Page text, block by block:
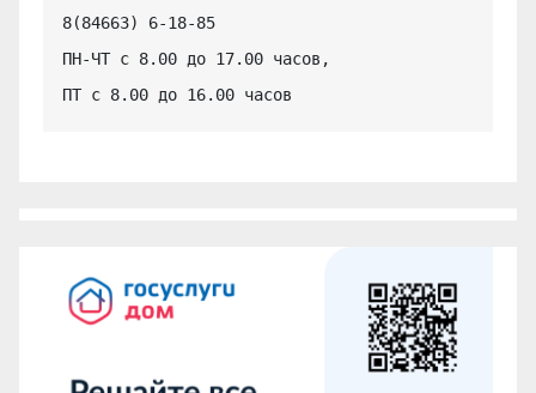
8(84663) 6-18-85
ПН-ЧТ с 8.00 до 17.00 часов,
ПТ с 8.00 до 16.00 часов